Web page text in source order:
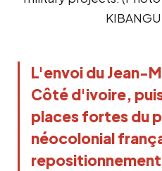
L'envoi du Jean-
Côté d'ivoire,
places fortes du
néocolonial